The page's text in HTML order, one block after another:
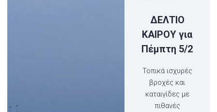
ΔΕΛΤΙΟ
ΚΑΙΡΟΥ για
Πέμπτη 5/2
Τοπικά ισχυρές
βροχές και
καταιγίδες με
πιθανές